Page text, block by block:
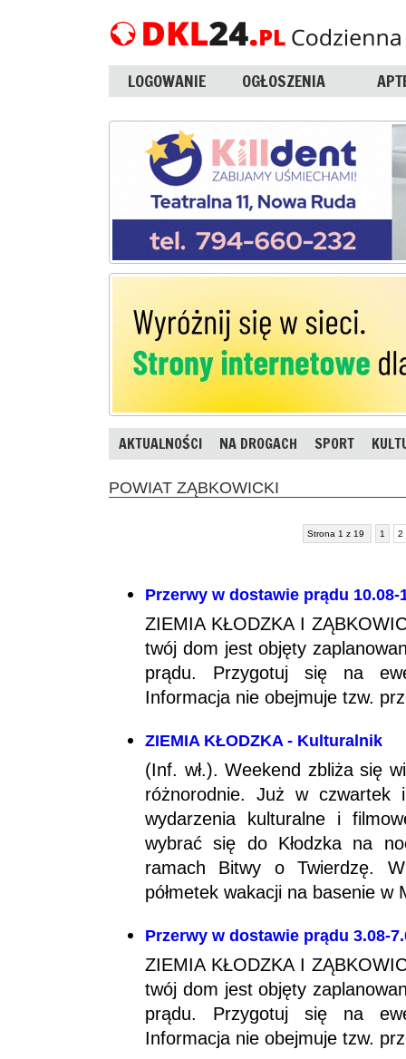
LOGOWANIE OGŁOSZENIA
AKTUALNOŚCI NA DROGACH SPORT
POWIAT ZĄBKOWICKI
Strona 1 z 19 1 2
Przerwy w dostawie prądu 10.08-
ZIEMIA KŁODZKA I
twój dom jest objęty
prądu. Przygotuj się na
Informacja nie obejmuje tzw.
ZIEMIA KŁODZKA - Kulturalnik
(Inf. wł.). Weekend zbliża się
różnorodnie. Już w czwartek
wydarzenia kulturalne i
wybrać się do Kłodzka na
ramach Bitwy o Twierdzę.
półmetek wakacji na basenie
Przerwy w dostawie prądu 3.08-
ZIEMIA KŁODZKA I
twój dom jest objęty
prądu. Przygotuj się na
Informacja nie obejmuje tzw.